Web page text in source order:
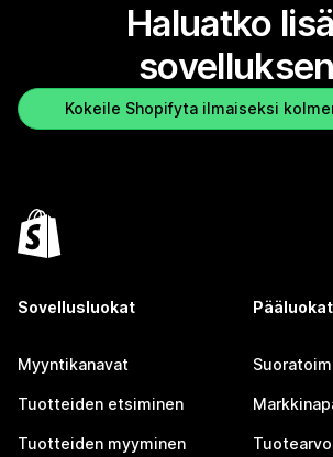
Haluatko
Kokeile Shopifyta ilmaiseksi
Sovellusluokat
Myyntikanavat
Tuotteiden etsiminen
Tuotteiden myyminen
Pääluokat